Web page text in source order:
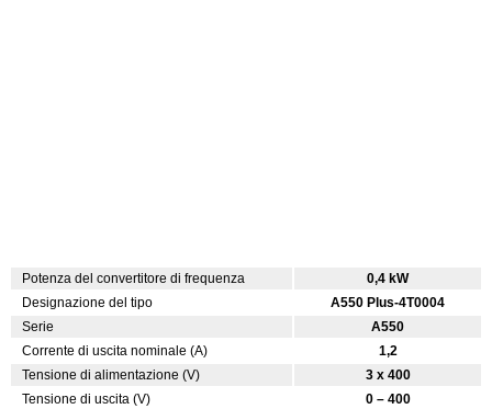
Potenza del convertitore di frequenza
0,4 kW
Designazione del tipo
A550 Plus-4T0004
Serie
A550
Corrente di uscita nominale (A)
1,2
Tensione di alimentazione (V)
3 x 400
Tensione di uscita (V)
0 – 400